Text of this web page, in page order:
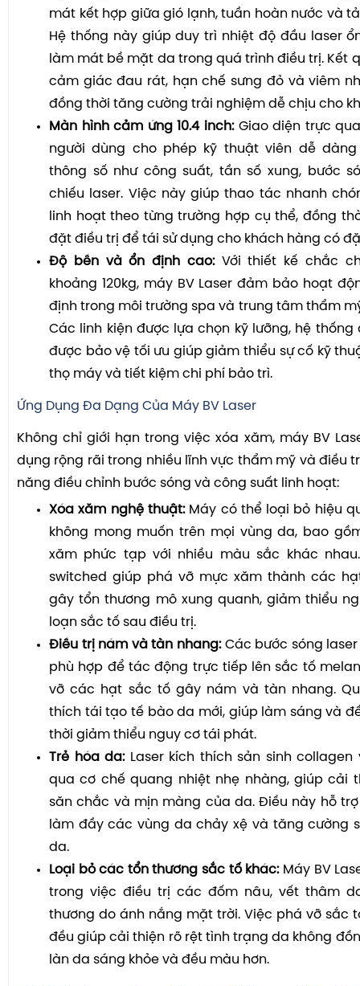
mát kết hợp giữa gió lạnh, tuần hoàn nước và
Hệ thống này giúp duy trì nhiệt độ đầu laser
làm mát bề mặt da trong quá trình điều trị. Kết
cảm giác đau rát, hạn chế sưng đỏ và viêm
đồng thời tăng cường trải nghiệm dễ chịu cho
Màn hình cảm ứng 10.4 inch:Giao diện trực
người dùng cho phép kỹ thuật viên dễ
thông số như công suất, tần số xung, bước
chiếu laser. Việc này giúp thao tác nhanh
linh hoạt theo từng trường hợp cụ thể, đồng
đặt điều trị để tái sử dụng cho khách hàng có
Độ bền và ổn định cao:Với thiết kế chắc
khoảng 120kg, máy BV Laser đảm bảo hoạt
định trong môi trường spa và trung tâm thẩm
Các linh kiện được lựa chọn kỹ lưỡng, hệ thống
được bảo vệ tối ưu giúp giảm thiểu sự cố kỹ
thọ máy và tiết kiệm chi phí bảo trì.
Ứng Dụng Đa Dạng Của Máy BV Laser
Không chỉ giới hạn trong việc xóa xăm, máy BV
dụng rộng rãi trong nhiều lĩnh vực thẩm mỹ và điều
năng điều chỉnh bước sóng và công suất linh hoạt:
Xóa xăm nghệ thuật:Máy có thể loại bỏ hiệu
không mong muốn trên mọi vùng da, bao
xăm phức tạp với nhiều màu sắc khác
switched giúp phá vỡ mực xăm thành các
gây tổn thương mô xung quanh, giảm thiểu
loạn sắc tố sau điều trị.
Điều trị nám và tàn nhang:Các bước sóng
phù hợp để tác động trực tiếp lên sắc tố
vỡ các hạt sắc tố gây nám và tàn nhang.
thích tái tạo tế bào da mới, giúp làm sáng và
thời giảm thiểu nguy cơ tái phát.
Trẻ hóa da:Laser kích thích sản sinh collagen
qua cơ chế quang nhiệt nhẹ nhàng, giúp cải
săn chắc và mịn màng của da. Điều này hỗ
làm đầy các vùng da chảy xệ và tăng cường
da.
Loại bỏ các tổn thương sắc tố khác:Máy BV
trong việc điều trị các đốm nâu, vết thâm
thương do ánh nắng mặt trời. Việc phá vỡ sắc
đều giúp cải thiện rõ rệt tình trạng da không
làn da sáng khỏe và đều màu hơn.